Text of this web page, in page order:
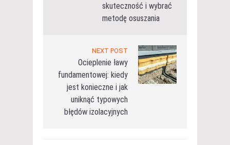
skuteczność i wybrać
metodę osuszania
NEXT POST
Ocieplenie ławy
fundamentowej: kiedy
jest konieczne i jak
uniknąć typowych
błędów izolacyjnych